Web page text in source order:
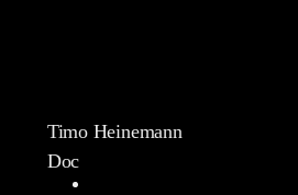
Timo Heinemann
Doc